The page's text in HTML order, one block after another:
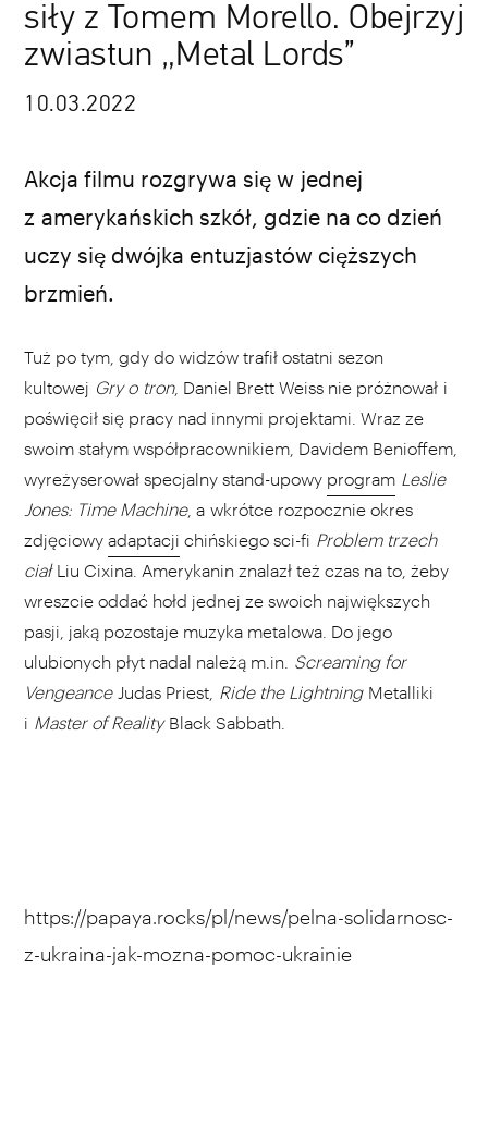
siły z Tomem Morello. Obejrzyj
zwiastun „Metal Lords”
10.03.2022
FACEBOOK TWITTER PINTEREST
Akcja filmu rozgrywa się w jednej
z amerykańskich szkół, gdzie na co dzień
uczy się dwójka entuzjastów cięższych
brzmień.
Tuż po tym, gdy do widzów trafił ostatni sezon
kultowej Gry o tron, Daniel Brett Weiss nie próżnował i
poświęcił się pracy nad innymi projektami. Wraz ze
swoim stałym współpracownikiem, Davidem Benioffem,
wyreżyserował specjalny stand-upowy program Leslie
Jones: Time Machine, a wkrótce rozpocznie okres
zdjęciowy adaptacji chińskiego sci-fi Problem trzech
ciał Liu Cixina. Amerykanin znalazł też czas na to, żeby
wreszcie oddać hołd jednej ze swoich największych
pasji, jaką pozostaje muzyka metalowa. Do jego
ulubionych płyt nadal należą m.in. Screaming for
Vengeance Judas Priest, Ride the Lightning Metalliki
i Master of Reality Black Sabbath.
https://papaya.rocks/pl/news/pelna-solidarnosc-
z-ukraina-jak-mozna-pomoc-ukrainie